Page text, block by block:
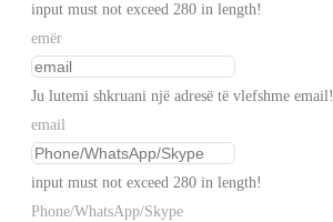
input must not exceed 280 in length!
emër
Ju lutemi shkruani një adresë të vlefshme email!
email
input must not exceed 280 in length!
Phone/WhatsApp/Skype